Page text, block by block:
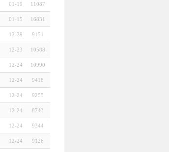
01-19 11087
01-15 16831
12-29 9151
12-23 10588
12-24 10990
12-24 9418
12-24 9255
12-24 8743
12-24 9344
12-24 9126